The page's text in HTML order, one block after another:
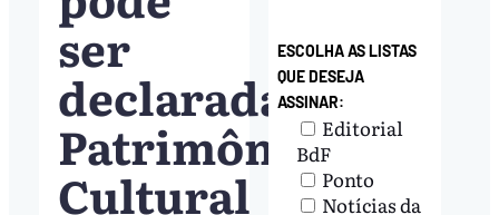
ser
declarada
Patrimônio
Cultural
ESCOLHA AS LISTAS
QUE DESEJA
ASSINAR:
Editorial
BdF
Ponto
Notícias da